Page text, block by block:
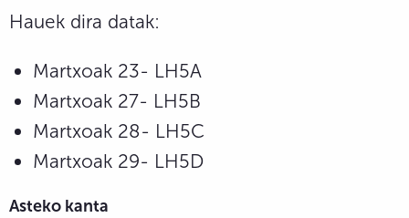
Hauek dira datak:
Martxoak 23- LH5A
Martxoak 27- LH5B
Martxoak 28- LH5C
Martxoak 29- LH5D
Asteko kanta